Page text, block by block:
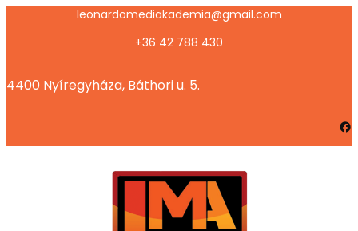
leonardomediakademia@gmail.com
+36 42 788 430
4400 Nyíregyháza, Báthori u. 5.
Facebook